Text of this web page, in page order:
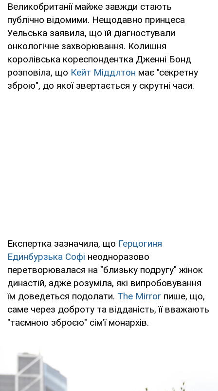
Великобританії майже завжди стають
публічно відомими. Нещодавно принцеса
Уельська заявила, що їй діагностували
онкологічне захворювання. Колишня
королівська кореспондентка Дженні Бонд
розповіла, що Кейт Міддлтон має "секретну
зброю", до якої звертається у скрутні часи.
Експертка зазначила, що Герцогиня
Единбурзька Софі неодноразово
перетворювалася на "близьку подругу" жінок
династій, адже розуміла, які випробовування
їм доведеться подолати. The Mirror пише, що,
саме через доброту та відданість, її вважають
"таємною зброєю" сім’ї монархів.